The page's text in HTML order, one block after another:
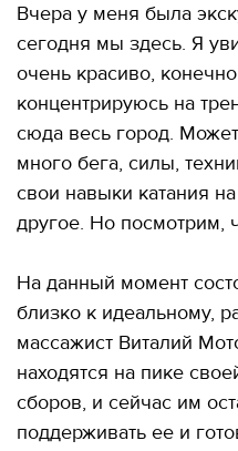
Вчера у меня была
сегодня мы здесь. Я
очень красиво,
концентрируюсь на
сюда весь город.
много бега, силы,
свои навыки катания
другое. Но посмотрим,
На данный момент
близко к идеальному,
массажист Виталий
находятся на пике
сборов, и сейчас им
поддерживать ее и